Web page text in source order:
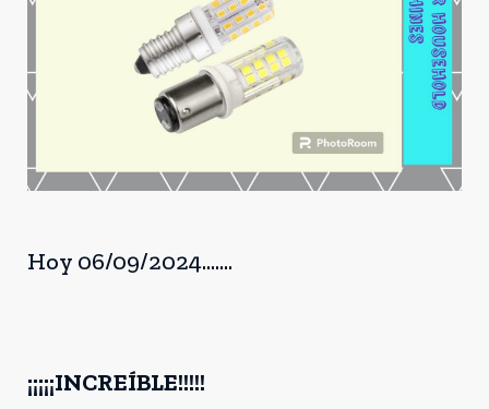
Hoy 06/09/2024.......
¡¡¡¡¡INCREÍBLE!!!!!